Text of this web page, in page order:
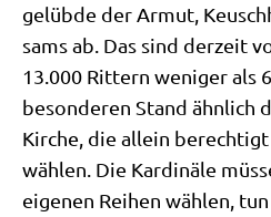
ge­lüb­de der Armut,
sams ab. Das sind der­zeit
13.000 Rit­tern weni­ger als
beson­de­ren Stand ähn­lich
Kir­che, die allein
wäh­len. Die Kar­di­nä­le
eige­nen Rei­hen wäh­len,